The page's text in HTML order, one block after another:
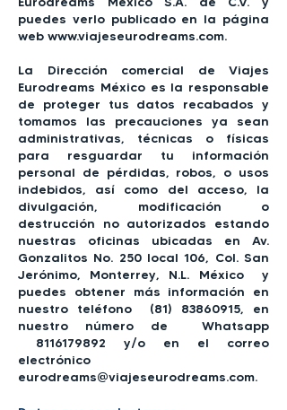
puedes verlo publicado en la página
web www.viajeseurodreams.com.
La Dirección comercial de Viajes
Eurodreams México es la responsable
de proteger tus datos recabados y
tomamos las precauciones ya sean
administrativas, técnicas o físicas
para resguardar tu información
personal de pérdidas, robos, o usos
indebidos, así como del acceso, la
divulgación, modificación o
destrucción no autorizados estando
nuestras oficinas ubicadas en Av.
Gonzalitos No. 250 local 106, Col. San
Jerónimo, Monterrey, N.L. México y
puedes obtener más información en
nuestro teléfono (81) 83860915, en
nuestro número de Whatsapp
8116179892 y/o en el correo
electrónico
eurodreams@viajeseurodreams.com.